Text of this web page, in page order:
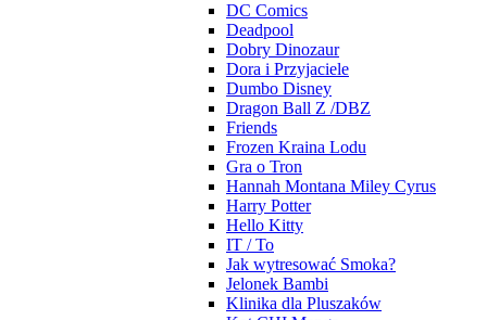
DC Comics
Deadpool
Dobry Dinozaur
Dora i Przyjaciele
Dumbo Disney
Dragon Ball Z /DBZ
Friends
Frozen Kraina Lodu
Gra o Tron
Hannah Montana Miley Cyrus
Harry Potter
Hello Kitty
IT / To
Jak wytresować Smoka?
Jelonek Bambi
Klinika dla Pluszaków